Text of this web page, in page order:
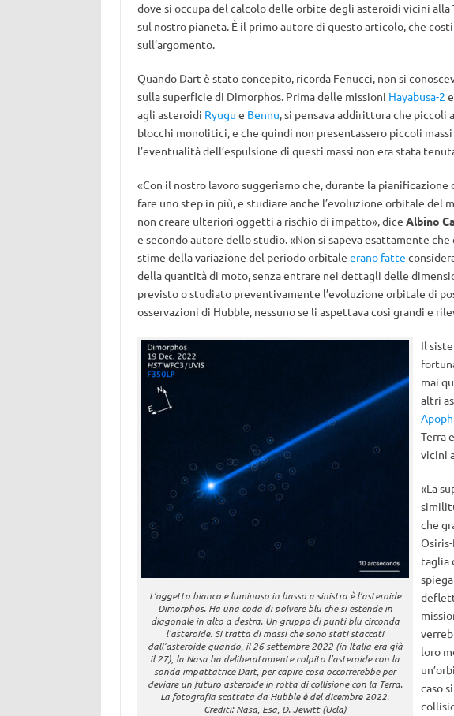
dove si occupa del calcolo delle orbite degli asteroidi vicini
sul nostro pianeta. È il primo autore di questo articolo, che
sull’argomento.
Quando Dart è stato concepito, ricorda Fenucci, non si
sulla superficie di Dimorphos. Prima delle missioni Hayabusa-2
agli asteroidi Ryugu e Bennu, si pensava addirittura che piccoli
blocchi monolitici, e che quindi non presentassero piccoli
l’eventualità dell’espulsione di questi massi non era stata
«Con il nostro lavoro suggeriamo che, durante la pianificazione
fare uno step in più, e studiare anche l’evoluzione orbitale del
non creare ulteriori oggetti a rischio di impatto», dice Albino
e secondo autore dello studio. «Non si sapeva esattamente
stime della variazione del periodo orbitale erano fatte
della quantità di moto, senza entrare nei dettagli delle
previsto o studiato preventivamente l’evoluzione orbitale di
osservazioni di Hubble, nessuno se li aspettava così grandi e
L’oggetto bianco e luminoso in basso a sinistra è l’asteroide
Dimorphos. Ha una coda di polvere blu che si estende in
diagonale in alto a destra. Un gruppo di punti blu circonda
l’asteroide. Si tratta di massi che sono stati staccati
dall’asteroide quando, il 26 settembre 2022 (in Italia era già
il 27), la Nasa ha deliberatamente colpito l’asteroide con la
sonda impattatrice Dart, per capire cosa occorrerebbe per
deviare un futuro asteroide in rotta di collisione con la Terra.
La fotografia scattata da Hubble è del dicembre 2022.
Crediti: Nasa, Esa, D. Jewitt (Ucla)
Il
mai
altri
Terra
vicini
«La
che
taglia
loro
caso